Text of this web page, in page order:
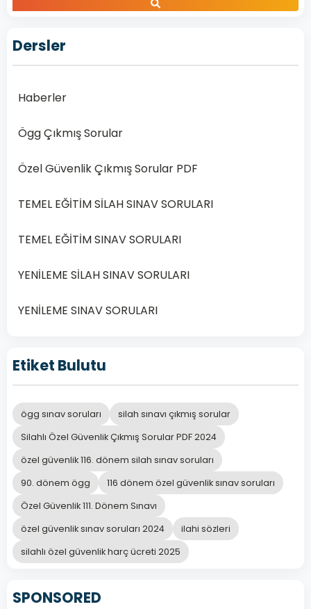
Özel
117.
Temel
Sınavı,
Ekim
Pazar
Oku
Dersler
Haberler
Ögg Çıkmış Sorular
Özel Güvenlik Çıkmış Sorular PDF
TEMEL EĞİTİM SİLAH SINAV SORULARI
TEMEL EĞİTİM SINAV SORULARI
YENİLEME SİLAH SINAV SORULARI
YENİLEME SINAV SORULARI
Etiket Bulutu
ögg sınav soruları
silah sınavı çıkmış sorular
Silahlı Özel Güvenlik Çıkmış Sorular PDF 2024
özel güvenlik 116. dönem silah sınav soruları
90. dönem ögg
116 dönem özel güvenlik sınav soruları
Özel Güvenlik 111. Dönem Sınavı
özel güvenlik sınav soruları 2024
ilahi sözleri
silahlı özel güvenlik harç ücreti 2025
SPONSORED